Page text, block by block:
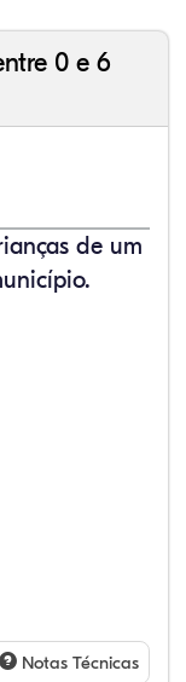
0 e 6
de um
Notas Técnicas